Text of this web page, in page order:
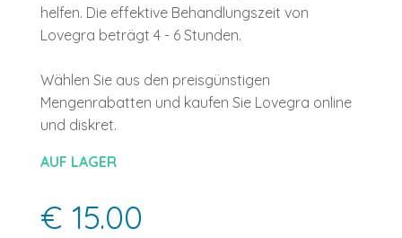
helfen. Die effektive Behandlungszeit von
Lovegra beträgt 4 - 6 Stunden.
Wählen Sie aus den preisgünstigen
Mengenrabatten und kaufen Sie Lovegra online
und diskret.
AUF LAGER
€ 15.00